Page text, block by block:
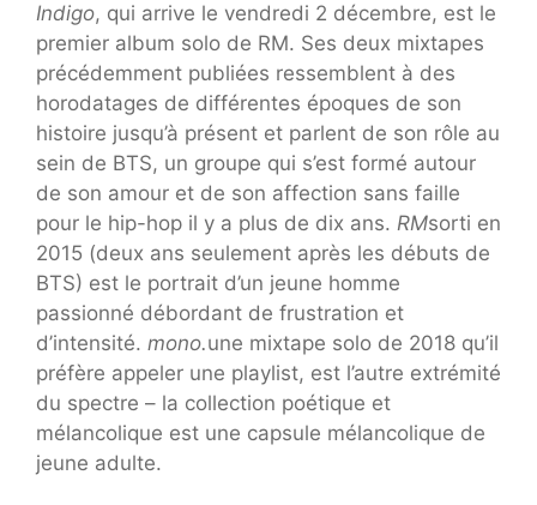
Indigo, qui arrive le vendredi 2 décembre, est le
premier album solo de RM. Ses deux mixtapes
précédemment publiées ressemblent à des
horodatages de différentes époques de son
histoire jusqu’à présent et parlent de son rôle au
sein de BTS, un groupe qui s’est formé autour
de son amour et de son affection sans faille
pour le hip-hop il y a plus de dix ans. RMsorti en
2015 (deux ans seulement après les débuts de
BTS) est le portrait d’un jeune homme
passionné débordant de frustration et
d’intensité. mono.une mixtape solo de 2018 qu’il
préfère appeler une playlist, est l’autre extrémité
du spectre – la collection poétique et
mélancolique est une capsule mélancolique de
jeune adulte.